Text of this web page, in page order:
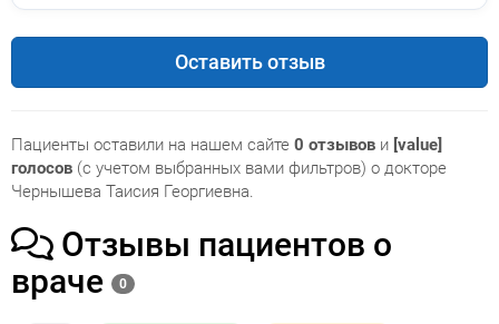
Оставить отзыв
Пациенты оставили на нашем сайте 0 отзывов и [value]
голосов (с учетом выбранных вами фильтров) о докторе
Чернышева Таисия Георгиевна.
Отзывы пациентов о
враче
0